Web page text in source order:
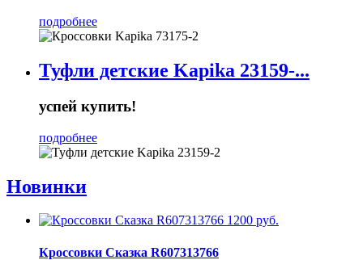
подробнее
Туфли детские Kapika 23159-...
успей купить!
подробнее
Новинки
1200 руб.
Кроссовки Сказка R607313766